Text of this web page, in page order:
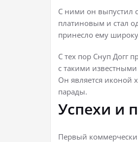
С ними он выпустил
платиновым и стал
принесло ему
С тех пор Снуп Догг
с такими
Он является иконой
парады.
Успехи и
Первый